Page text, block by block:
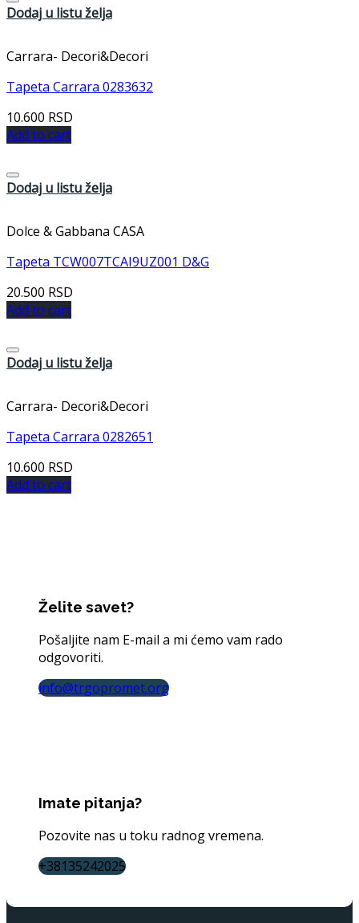
Dodaj u listu želja
Carrara- Decori&Decori
Tapeta Carrara 0283632
10.600 RSD
Add to cart
Dodaj u listu želja
Dolce & Gabbana CASA
Tapeta TCW007TCAI9UZ001 D&G
20.500 RSD
Add to cart
Dodaj u listu želja
Carrara- Decori&Decori
Tapeta Carrara 0282651
10.600 RSD
Add to cart
Želite savet?
Pošaljite nam E-mail a mi ćemo vam rado
odgovoriti.
info@trgopromet.org
Imate pitanja?
Pozovite nas u toku radnog vremena.
+38135242025